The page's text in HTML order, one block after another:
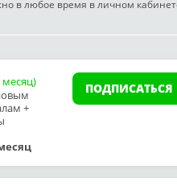
в любое время в личном
месяц)
+
ПОДПИСАТЬСЯ